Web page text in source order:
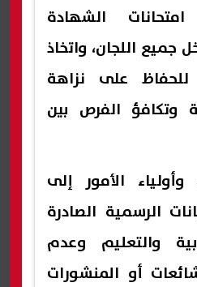
الشهادة
2026 داخل جميع اللجان، واتخاذ
للحفاظ على نزاهة
وتكافؤ الفرص بين
الأمور إلى
الرسمية الصادرة
والتعليم وعدم
أو المنشورات